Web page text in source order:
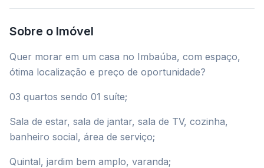
Sobre o Imóvel
Quer morar em um casa no Imbaúba, com espaço,
ótima localização e preço de oportunidade?
03 quartos sendo 01 suíte;
Sala de estar, sala de jantar, sala de TV, cozinha,
banheiro social, área de serviço;
Quintal, jardim bem amplo, varanda;